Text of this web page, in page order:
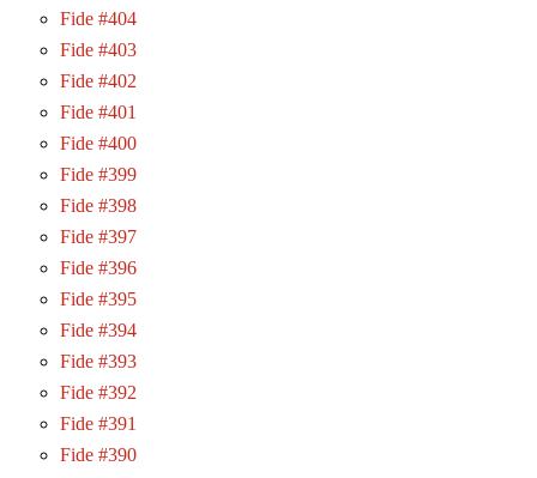
Fide #404
Fide #403
Fide #402
Fide #401
Fide #400
Fide #399
Fide #398
Fide #397
Fide #396
Fide #395
Fide #394
Fide #393
Fide #392
Fide #391
Fide #390